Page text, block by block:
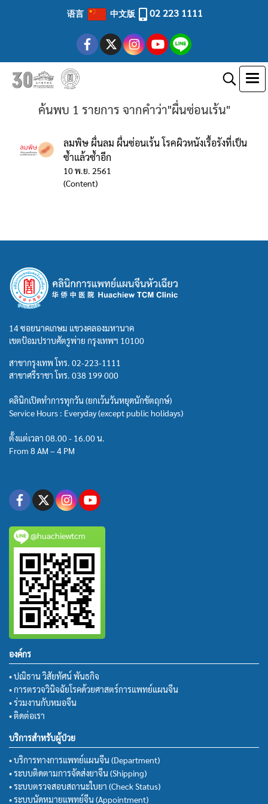
语言 中文版 02 223 1111
ค้นพบ 1 รายการ จากคำว่า"ผื่นซ่อนเร้น"
ลมพิษ ผื่นลม ผื่นซ่อนเร้น โรคผิวหนังเรื้อรังที่เป็น
ซ้ำแล้วซ้ำอีก
10 พ.ย. 2561
(Content)
14 ซอยนาคเกษม แขวงคลองมหานาค
เขตป้อมปราบศัตรูพ่าย กรุงเทพฯ 10100
สาขากรุงเทพ โทร. 02-223-1111
สาขาศรีราชา โทร. 038 199 000
คลินิกเปิดทำการทุกวัน (ยกเว้นวันหยุดนักขัตฤกษ์)
Service Hours : Everyday (except public holidays)
ตั้งแต่เวลา 08.00 - 16.00 น.
From 8 AM – 4 PM
@huachiewtcm
องค์กร
• ปณิธาน วิสัยทัศน์ พันธกิจ
• การตรวจวินิจฉัยโรคด้วยศาสตร์การแพทย์แผนจีน
• ร่วมงานกับหมอจีน
• ติดต่อเรา
บริการสำหรับผู้ป่วย
• บริการทางการแพทย์แผนจีน (Department)
• ระบบติดตามการจัดส่งยาจีน (Shipping)
• ระบบตรวจสอบสถานะใบยา (Check Status)
• ระบบนัดหมายแพทย์จีน (Appointment)